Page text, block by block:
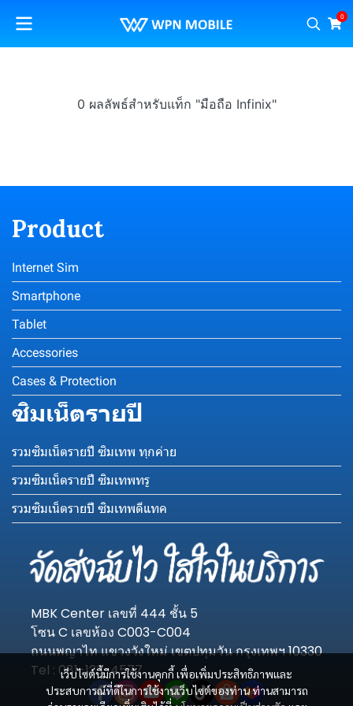
0
0 ผลลัพธ์สำหรับแท็ก "มือถือ Infinix"
เว็บไซต์นี้มีการใช้งานคุกกี้ เพื่อเพิ่มประสิทธิภาพและ
ประสบการณ์ที่ดีในการใช้งานเว็บไซต์ของท่าน ท่านสามารถ
Product
Internet Sim
Smartphone
Tablet
Accessories
Cases & Protection
ซิมเน็ตรายปี
รวมซิมเน็ตรายปี ซิมเทพ ทุกค่าย
รวมซิมเน็ตรายปี ซิมเทพทรู
รวมซิมเน็ตรายปี ซิมเทพดีแทค
MBK Center เลขที่ 444 ชั้น 5
โซน C เลขห้อง C003-C004
ถนนพญาไท แขวงวังใหม่ เขตปทุมวัน กรุงเทพฯ 10330
Tel : 081-123-4577